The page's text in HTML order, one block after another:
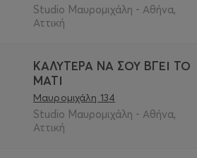
Studio Μαυρομιχάλη - Αθήνα,
Αττική
ΚΑΛΥΤΕΡΑ ΝΑ ΣΟΥ ΒΓΕΙ ΤΟ
ΜΑΤΙ
Μαυρομιχάλη 134
Studio Μαυρομιχάλη - Αθήνα,
Αττική